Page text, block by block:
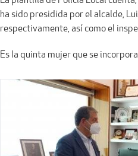
ha sido presidida por el alcalde,
respectivamente, así como el
Es la quinta mujer que se